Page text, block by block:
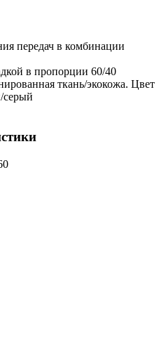
передач в комбинации
в пропорции 60/40
ткань/экокожа. Цвет
серый